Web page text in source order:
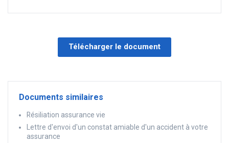
Télécharger le document
Documents similaires
Résiliation assurance vie
Lettre d'envoi d'un constat amiable d'un accident à votre
assurance